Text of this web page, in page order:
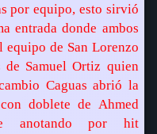
por equipo, esto sirvió
entrada donde ambos
equipo de San Lorenzo
Samuel Ortiz quien
Caguas abrió la
doblete de Ahmed
anotando por hit